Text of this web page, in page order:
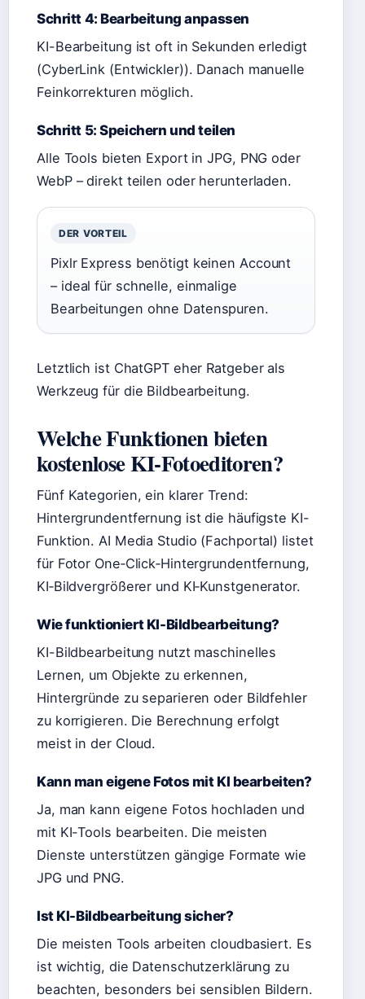
Schritt 4: Bearbeitung anpassen
KI-Bearbeitung ist oft in Sekunden erledigt
(CyberLink (Entwickler)). Danach manuelle
Feinkorrekturen möglich.
Schritt 5: Speichern und teilen
Alle Tools bieten Export in JPG, PNG oder
WebP – direkt teilen oder herunterladen.
DER VORTEIL
Pixlr Express benötigt keinen Account
– ideal für schnelle, einmalige
Bearbeitungen ohne Datenspuren.
Letztlich ist ChatGPT eher Ratgeber als
Werkzeug für die Bildbearbeitung.
Welche Funktionen bieten
kostenlose KI-Fotoeditoren?
Fünf Kategorien, ein klarer Trend:
Hintergrundentfernung ist die häufigste KI-
Funktion. AI Media Studio (Fachportal) listet
für Fotor One‑Click‑Hintergrundentfernung,
KI‑Bildvergrößerer und KI‑Kunstgenerator.
Wie funktioniert KI-Bildbearbeitung?
KI-Bildbearbeitung nutzt maschinelles
Lernen, um Objekte zu erkennen,
Hintergründe zu separieren oder Bildfehler
zu korrigieren. Die Berechnung erfolgt
meist in der Cloud.
Kann man eigene Fotos mit KI bearbeiten?
Ja, man kann eigene Fotos hochladen und
mit KI-Tools bearbeiten. Die meisten
Dienste unterstützen gängige Formate wie
JPG und PNG.
Ist KI-Bildbearbeitung sicher?
Die meisten Tools arbeiten cloudbasiert. Es
ist wichtig, die Datenschutzerklärung zu
beachten, besonders bei sensiblen Bildern.